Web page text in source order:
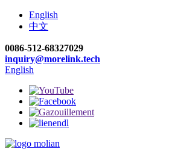
English
中文
0086-512-68327029
inquiry@morelink.tech
English